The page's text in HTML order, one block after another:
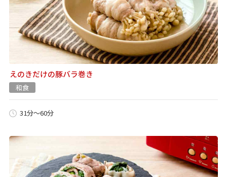
えのきだけの豚バラ巻き
和食
31分～60分